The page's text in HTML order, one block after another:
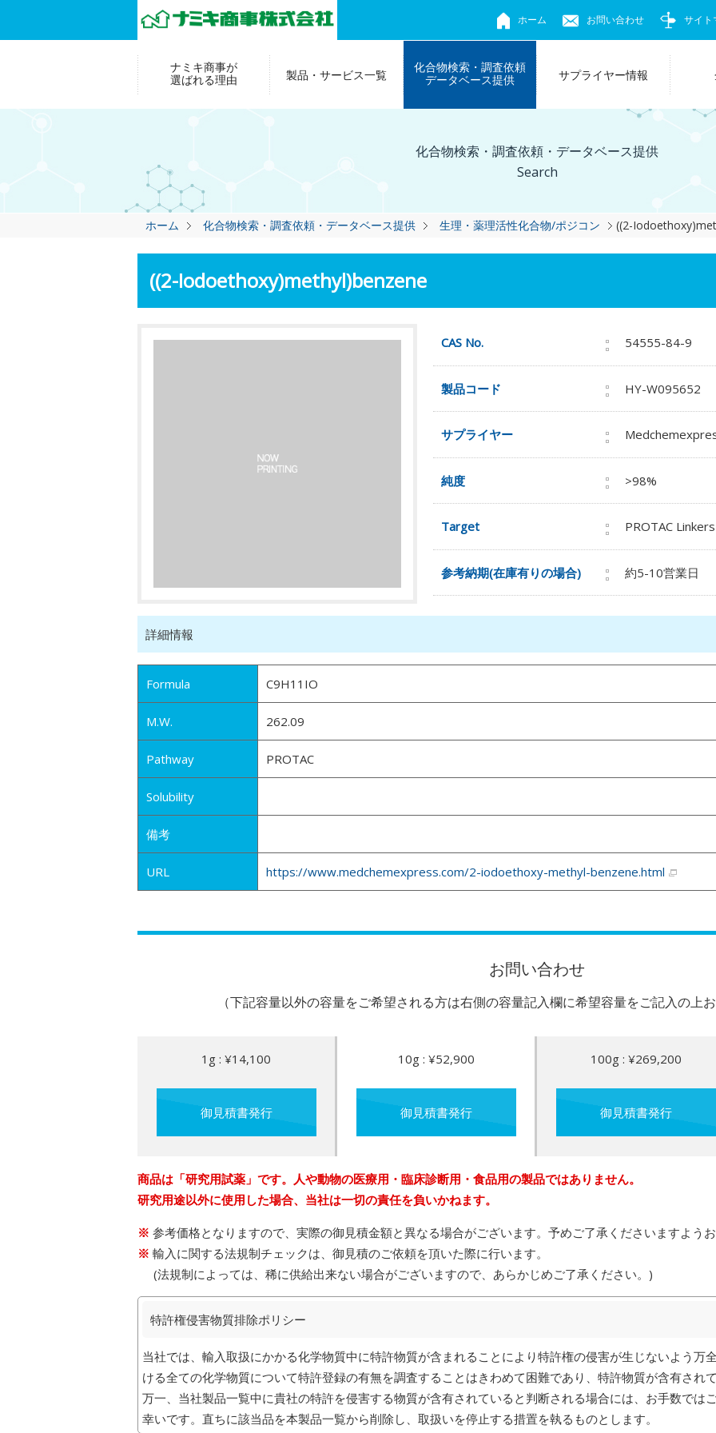
ホーム お問い合わせ サイト
ナミキ商事が
選ばれる理由
製品・サービス一覧
化合物検索・調査依頼
データベース提供
サプライヤー情報
化合物検索・調査依頼・データベース提供
Search
ホーム 化合物検索・調査依頼・データベース提供 生理・薬理活性化合物/ポジコン ((2-
((2-Iodoethoxy)methyl)benzene
CAS No. 54555-84-9
製品コード HY-W095652
サプライヤー
純度 >98%
Target PROTAC Linkers
参考納期(在庫有りの場合) 約5-10営業日
詳細情報
Formula C9H11IO
M.W. 262.09
Pathway PROTAC
Solubility
備考
URL https://www.medchemexpress.com/2-iodoethoxy-methyl-benzene.html
お問い合わせ
（下記容量以外の容量をご希望される方は右側の容量記入欄に希望容量をご記入の上
1g : ¥14,100
御見積書発行
10g : ¥52,900
御見積書発行
100g : ¥269,200
御見積書発行
商品は「研究用試薬」です。人や動物の医療用・臨床診断用・食品用の製品ではありません。
研究用途以外に使用した場合、当社は一切の責任を負いかねます。
参考価格となりますので、実際の御見積金額と異なる場合がございます。予めご了承くださいますよう
輸入に関する法規制チェックは、御見積のご依頼を頂いた際に行います。
(法規制によっては、稀に供給出来ない場合がございますので、あらかじめご了承ください。)
特許権侵害物質排除ポリシー
当社では、輸入取扱にかかる化学物質中に特許物質が含まれることにより特許権の侵害が生じないよう万
ける全ての化学物質について特許登録の有無を調査することはきわめて困難であり、特許物質が含有され
万一、当社製品一覧中に貴社の特許を侵害する物質が含有されていると判断される場合には、お手数では
幸いです。直ちに該当品を本製品一覧から削除し、取扱いを停止する措置を執るものとします。